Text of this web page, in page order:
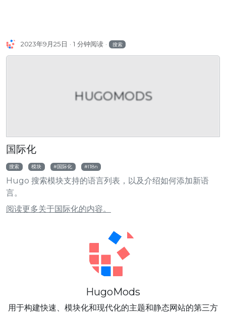
2023年9月25日 1 分钟阅读 搜索
HUGOMODS
国际化
搜索 模块 国际化 I18n
Hugo 搜索模块支持的语言列表，以及介绍如何添加新语
言。
阅读更多关于国际化的内容。
HugoMods
用于构建快速、模块化和现代化的主题和静态网站的第三方